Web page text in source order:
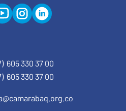
605 330 37 00
605 330 37 00